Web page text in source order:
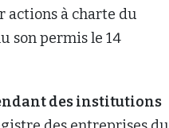
actions à charte du
son permis le 14
des institutions